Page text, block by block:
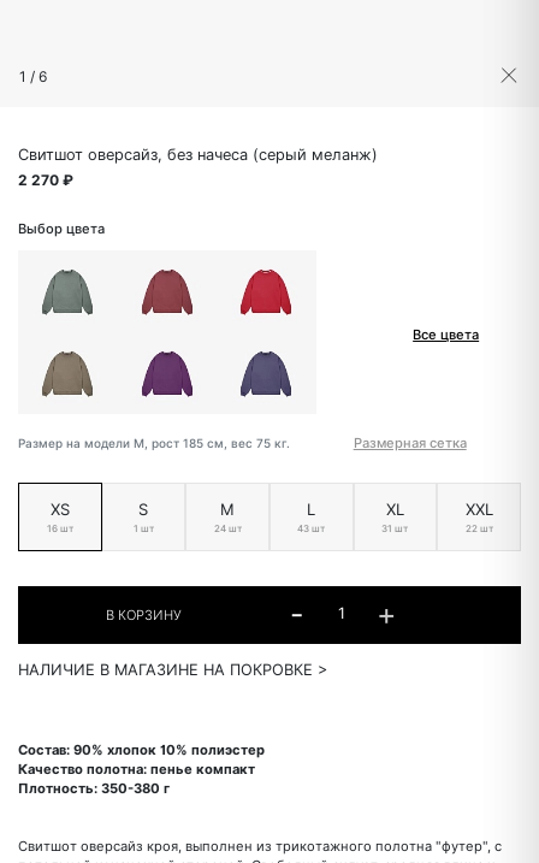
1 / 6
Свитшот оверсайз, без начеса (серый меланж)
2 270 ₽
Выбор цвета
Все цвета
Размер на модели M, рост 185 см, вес 75 кг. Размерная сетка
XS
16 шт
S
1 шт
M
24 шт
L
43 шт
XL
31 шт
XXL
22 шт
НАЛИЧИЕ В МАГАЗИНЕ НА ПОКРОВКЕ >
Состав: 90% хлопок 10% полиэстер
Качество полотна: пенье компакт
Плотность: 350-380 г
Свитшот оверсайз кроя, выполнен из трикотажного полотна "футер", с